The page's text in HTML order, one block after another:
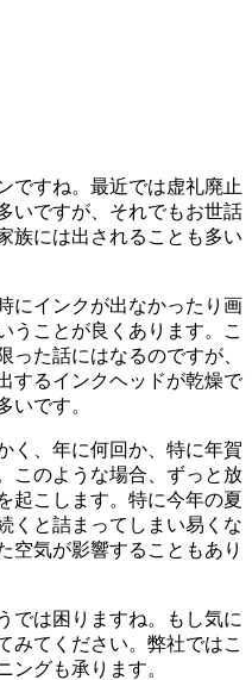
ですね。最近では虚礼廃止
いですが、それでもお世話
族には出されることも多い
にインクが出なかったり画
うことが良くあります。こ
った話にはなるのですが、
するインクヘッドが乾燥で
いです。
く、年に何回か、特に年賀
このような場合、ずっと放
起こします。特に今年の夏
くと詰まってしまい易くな
空気が影響することもあり
では困りますね。もし気に
みてください。弊社ではこ
ングも承ります。